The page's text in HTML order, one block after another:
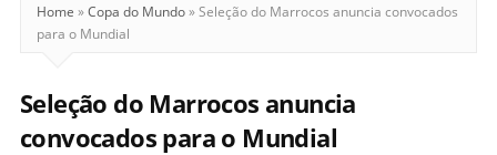
Home »Copa do Mundo»Seleção do Marrocos anuncia convocados
para o Mundial
Seleção do Marrocos anuncia
convocados para o Mundial